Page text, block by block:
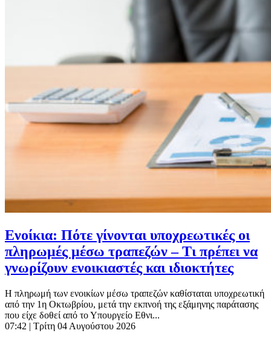
Ενοίκια: Πότε γίνονται υποχρεωτικές οι
πληρωμές μέσω τραπεζών – Τι πρέπει να
γνωρίζουν ενοικιαστές και ιδιοκτήτες
Η πληρωμή των ενοικίων μέσω τραπεζών καθίσταται υποχρεωτική
από την 1η Οκτωβρίου, μετά την εκπνοή της εξάμηνης παράτασης
που είχε δοθεί από το Υπουργείο Εθνι...
07:42 | Τρίτη 04 Αυγούστου 2026